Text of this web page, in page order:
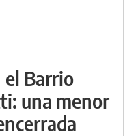
Barrio
una menor